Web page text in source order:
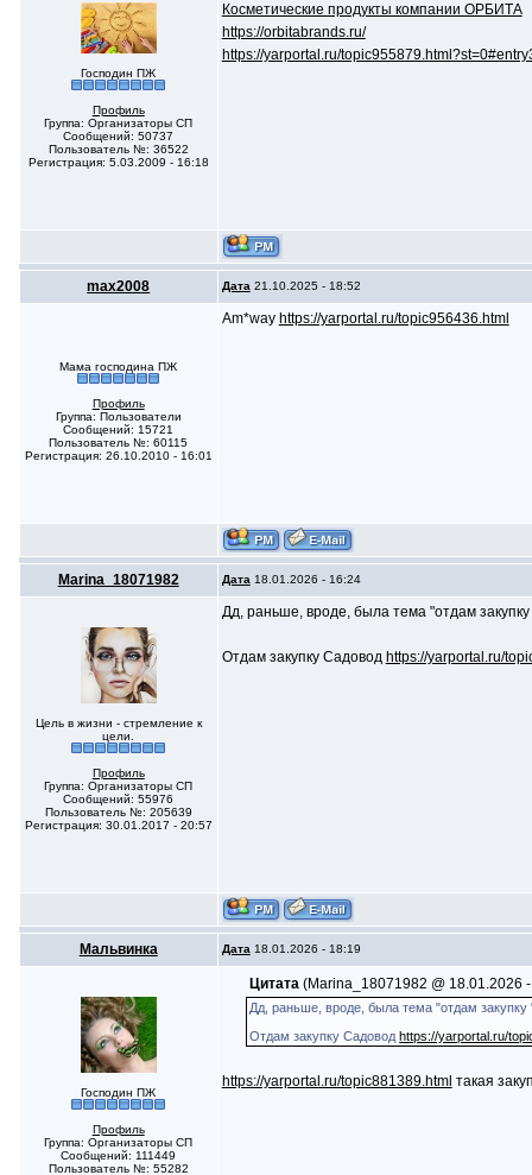
Господин ПЖ
Профиль
Группа: Организаторы СП
Сообщений: 50737
Пользователь №: 36522
Регистрация: 5.03.2009 - 16:18
Косметические продукты компании ОРБИТА
https://orbitabrands.ru/
https://yarportal.ru/
max2008 Дата 21.10.2025 - 18:52
Мама господина ПЖ
Профиль
Группа: Пользователи
Сообщений: 15721
Пользователь №: 60115
Регистрация: 26.10.2010 - 16:01
Am*way https://yarportal.ru/topic956436.html
Marina_18071982 Дата 18.01.2026 - 16:24
Цель в жизни - стремление к
цели.
Профиль
Группа: Организаторы СП
Сообщений: 55976
Пользователь №: 205639
Регистрация: 30.01.2017 - 20:57
Дд, раньше, вроде, была тема "отдам
Отдам закупку Садовод https://yarportal.ru/
Мальвинка Дата 18.01.2026 - 18:19
Господин ПЖ
Профиль
Группа: Организаторы СП
Сообщений: 111449
Пользователь №: 55282
Цитата (Marina_18071982 @ 18.01.2026
Дд, раньше, вроде, была тема "отдам
Отдам закупку Садоводhttps://yarportal.ru/
https://yarportal.ru/topic881389.html такая